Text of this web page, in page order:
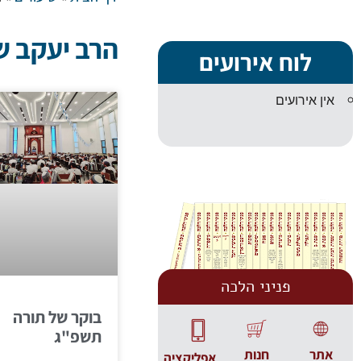
לוח אירועים
אין אירועים
פניני הלכה
אתר חנות
הרב יעקב
בוקר של תורה
תשפ"ג